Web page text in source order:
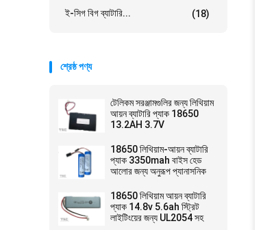
ই-সিগ বিগ ব্যাটারি... (18)
শ্রেষ্ঠ পণ্য
টেলিকম সরঞ্জামগুলির জন্য লিথিয়াম
আয়ন ব্যাটারি প্যাক 18650
13.2AH 3.7V
18650 লিথিয়াম-আয়ন ব্যাটারি
প্যাক 3350mah বাইস হেড
আলোর জন্য অনুরূপ প্যানাসনিক
18650 লিথিয়াম আয়ন ব্যাটারি
প্যাক 14.8v 5.6ah স্ট্রিট
লাইটিংয়ের জন্য UL2054 সহ